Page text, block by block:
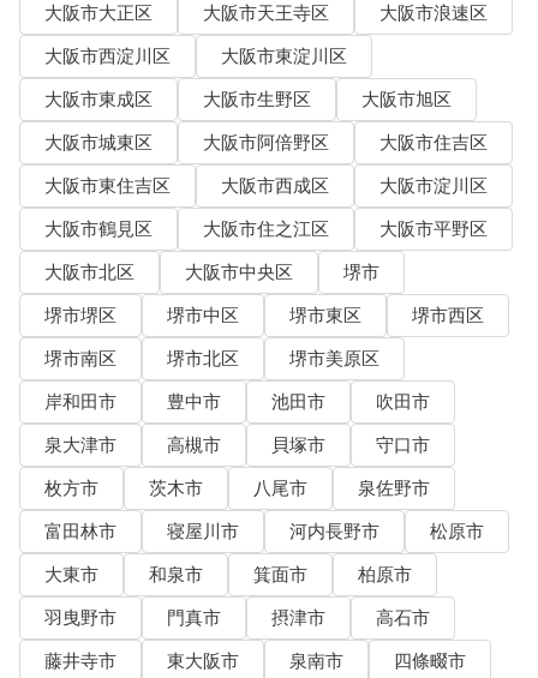
大阪市大正区
大阪市天王寺区
大阪市浪速区
大阪市西淀川区
大阪市東淀川区
大阪市東成区
大阪市生野区
大阪市旭区
大阪市城東区
大阪市阿倍野区
大阪市住吉区
大阪市東住吉区
大阪市西成区
大阪市淀川区
大阪市鶴見区
大阪市住之江区
大阪市平野区
大阪市北区
大阪市中央区
堺市
堺市堺区
堺市中区 堺市東区
堺市西区
堺市南区
堺市北区
堺市美原区
岸和田市
豊中市 池田市
吹田市
泉大津市
高槻市 貝塚市
守口市
枚方市
茨木市 八尾市
泉佐野市
富田林市
寝屋川市 河内長野市
松原市
大東市
和泉市 箕面市
柏原市
羽曳野市
門真市 摂津市
高石市
藤井寺市
東大阪市 泉南市
四條畷市